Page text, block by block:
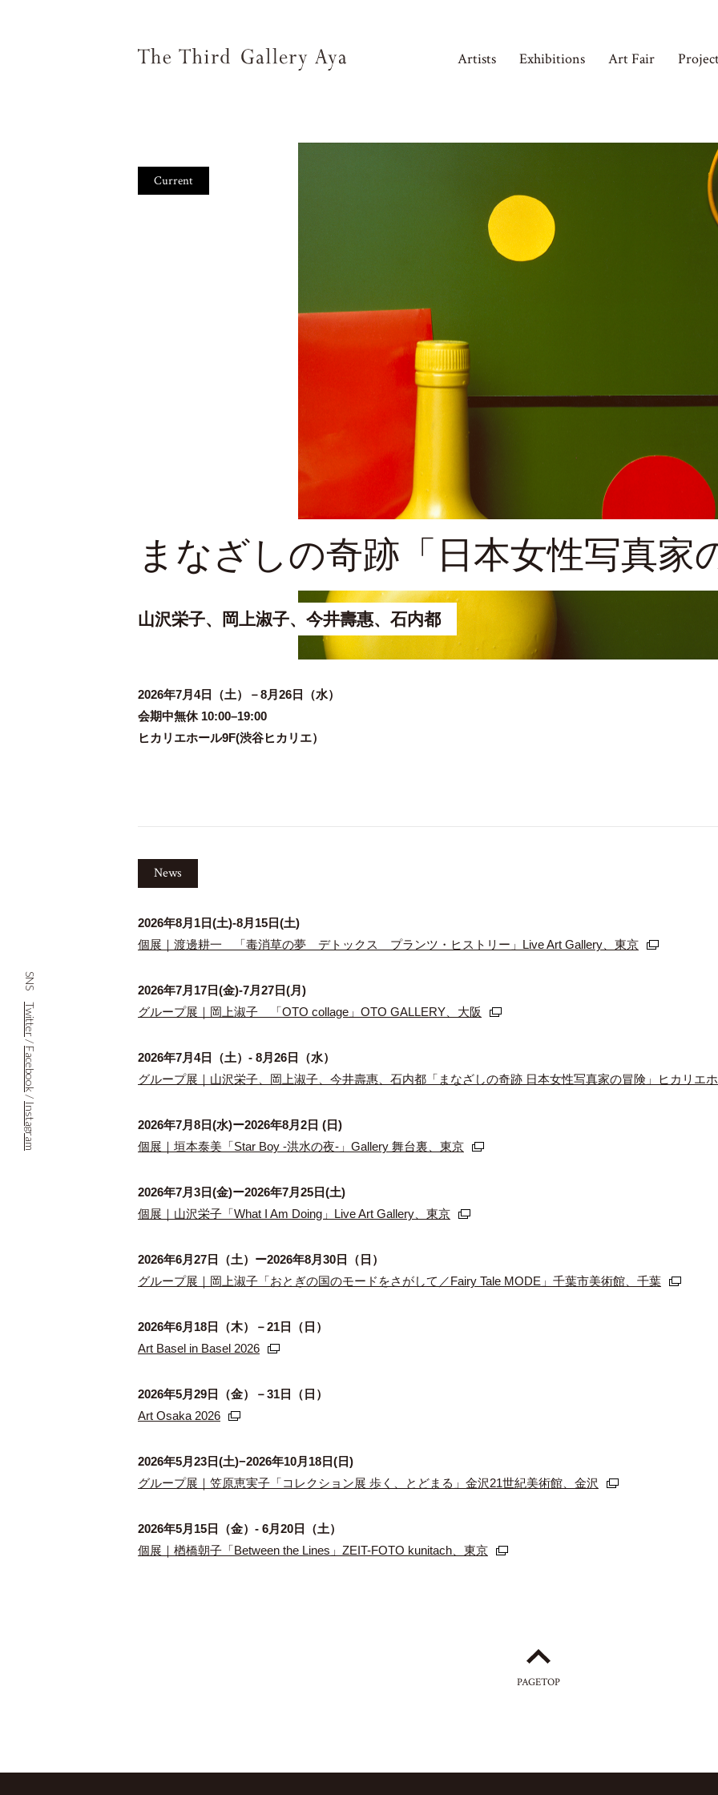
Artists Exhibitions Art Fair
まなざしの奇跡「日本女性写真家
山沢栄子、岡上淑子、今井壽惠、石内都
Current
2026年7月4日（土）－8月
会期中無休 10:00–19:00
ヒカリエホール9F(渋谷ヒカリエ）
News
2026年8月1日(土)-8月15日(土)
個展｜渡邊耕一 「毒消草の夢 デトックス プランツ・ヒストリー」Live Art Gallery、東京
2026年7月17日(金)-7月27日(月)
グループ展｜岡上淑子 「OTO collage」OTO GALLERY、大阪
2026年7月4日（土）- 8月26日（水）
グループ展｜山沢栄子、岡上淑子、今井壽惠、石内都「まなざしの奇跡 日本女性写真家の冒険」ヒカリエ
2026年7月8日(水)ー2026年8月2日 (日)
個展｜垣本泰美「Star Boy -洪水の夜-」Gallery 舞台裏、東京
2026年7月3日(金)ー2026年7月25日(土)
個展｜山沢栄子「What I Am Doing」Live Art Gallery、東京
2026年6⽉27⽇（⼟）ー2026年8⽉30⽇（⽇）
グループ展｜岡上淑子「おとぎの国のモードをさがして／Fairy Tale MODE」千葉市美術館、千葉
2026年6月18日（木）－21日（日）
Art Basel in Basel 2026
2026年5月29日（金）－31日（日）
Art Osaka 2026
2026年5月23日(土)−2026年10月18日(日)
グループ展｜笠原恵実子「コレクション展 歩く、とどまる」金沢21世紀美術館、金沢
2026年5月15日（金）- 6月20日（土）
個展｜楢橋朝子「Between the Lines」ZEIT-FOTO kunitach、東京
PAGETOP
SNS
Twitter
/
Facebook
/
Instagram